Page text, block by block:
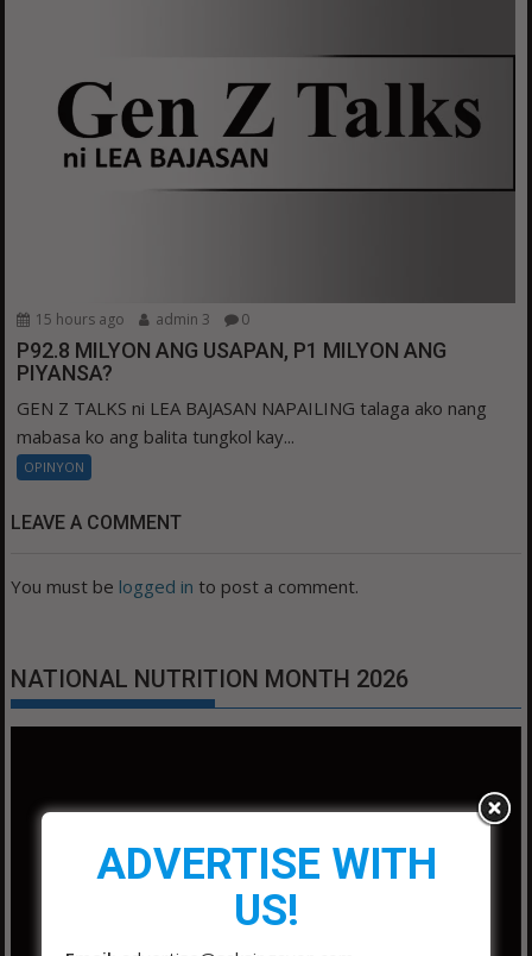
15 hours ago admin 3 0
P92.8 MILYON ANG USAPAN, P1 MILYON ANG
PIYANSA?
GEN Z TALKS ni LEA BAJASAN NAPAILING talaga ako nang
mabasa ko ang balita tungkol kay...
OPINYON
LEAVE A COMMENT
You must be logged in to post a comment.
NATIONAL NUTRITION MONTH 2026
ADVERTISE WITH
US!